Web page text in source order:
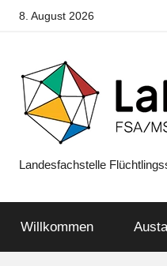
Zum8. August 2026
LaFaSt
FSA/MSA
Landesfachstelle
Willkommen